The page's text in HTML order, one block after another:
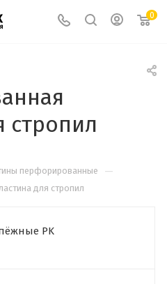
0
стропил
перфорированные —
для стропил
PK